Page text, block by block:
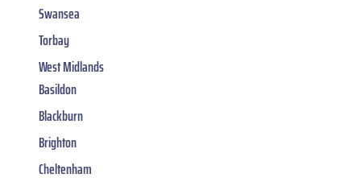
Swansea
Torbay
West Midlands
Basildon
Blackburn
Brighton
Cheltenham